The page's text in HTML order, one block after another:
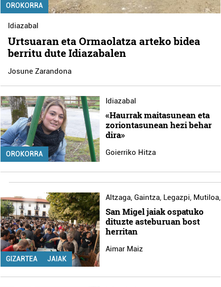
OROKORRA
Idiazabal
Urtsuaran eta Ormaolatza arteko bidea
berritu dute Idiazabalen
Josune Zarandona
OROKORRA
Idiazabal
«Haurrak maitasunean eta
zoriontasunean hezi behar
dira»
Goierriko Hitza
GIZARTEA JAIAK
Altzaga, Gaintza, Legazpi, Mutiloa
San Migel jaiak ospatuko
dituzte asteburuan bost
herritan
Aimar Maiz